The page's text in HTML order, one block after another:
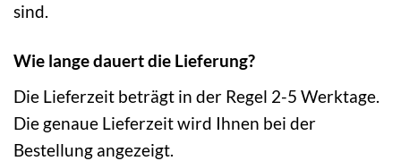
sind.
Wie lange dauert die Lieferung?
Die Lieferzeit beträgt in der Regel 2-5 Werktage.
Die genaue Lieferzeit wird Ihnen bei der
Bestellung angezeigt.